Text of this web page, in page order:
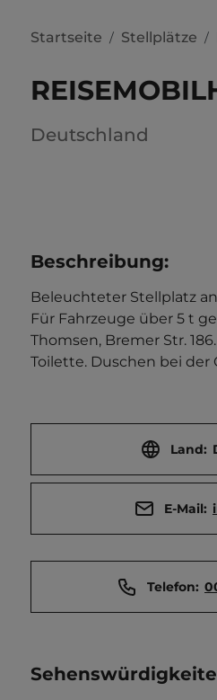
Startseite / Stellplätze /
Deutschland
Beschreibung:
Beleuchteter Stellplatz
Für Fahrzeuge über 5 t
Thomsen, Bremer Str.
Toilette. Duschen bei der
Land:
E-Mail:
Telefon: